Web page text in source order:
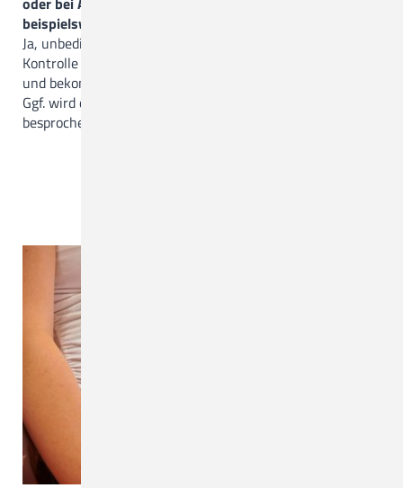
beispielsweise zur Terminüberschreitung kommt, durch?
Ja, unbedingt! Betroffene Frauen melden sich am Tag der
Kontrolle telefonisch zwischen 8 und 10 Uhr im Kreißsaal
und bekommen dann, je nach Verfügbarkeit einen Termin.
Ggf. wird dann mit dem Facharzt ein weiteres Vorgehen
besprochen.